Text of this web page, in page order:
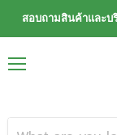
สอบถามสินค้าและบ